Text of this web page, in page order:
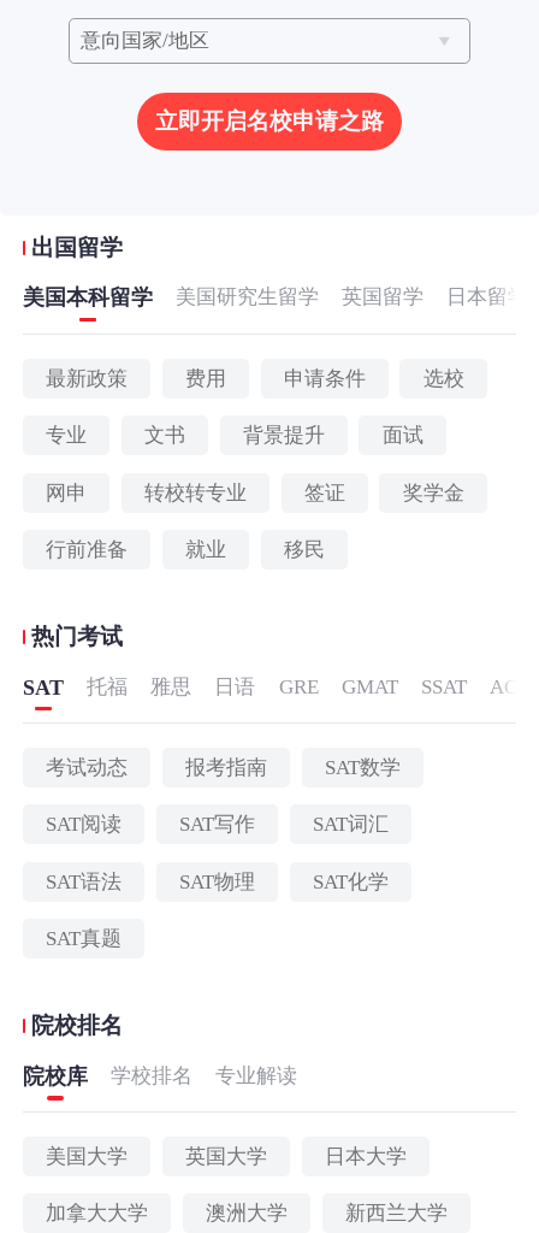
立即开启名校申请之路
出国留学
美国本科留学 美国研究生留学 英国留学 日本留学
最新政策 费用 申请条件 选校
专业 文书 背景提升 面试
网申 转校转专业 签证 奖学金
行前准备 就业 移民
热门考试
SAT 托福 雅思 日语 GRE GMAT SSAT ACT
考试动态 报考指南 SAT数学
SAT阅读 SAT写作 SAT词汇
SAT语法 SAT物理 SAT化学
SAT真题
院校排名
院校库 学校排名 专业解读
美国大学 英国大学 日本大学
加拿大大学 澳洲大学 新西兰大学